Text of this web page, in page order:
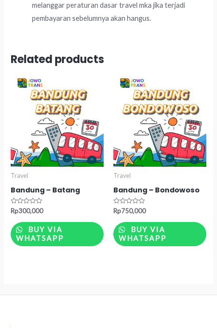
melanggar peraturan dasar travel mka jika terjadi
pembayaran sebelumnya akan hangus.
Related products
Travel
Bandung – Batang
Rated
0
out
of
5
Rp300,000
BUY VIA
WHATSAPP
Travel
Bandung – Bondowoso
Rated
0
out
of
5
Rp750,000
BUY VIA
WHATSAPP